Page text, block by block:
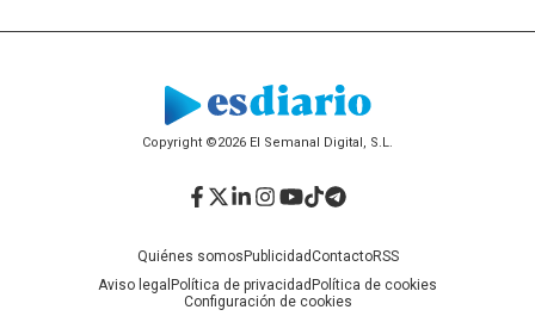
Copyright ©2026 El Semanal Digital, S.L.
Quiénes somosPublicidadContactoRSS
Aviso legal Política de privacidadPolítica de cookies
Configuración de cookies
Facebook
Twitter
LinkedIn
Instagram
YouTube
TikTok
Telegram